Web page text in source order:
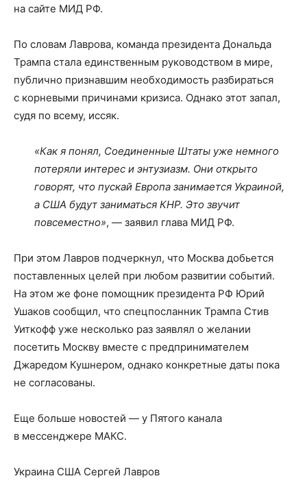
на сайте МИД РФ.
По словам Лаврова, команда президента Дональда
Трампа стала единственным руководством в мире,
публично признавшим необходимость разбираться
с корневыми причинами кризиса. Однако этот запал,
судя по всему, иссяк.
«Как я понял, Соединенные Штаты уже немного
потеряли интерес и энтузиазм. Они открыто
говорят, что пускай Европа занимается Украиной,
а США будут заниматься КНР. Это звучит
повсеместно», — заявил глава МИД РФ.
При этом Лавров подчеркнул, что Москва добьется
поставленных целей при любом развитии событий.
На этом же фоне помощник президента РФ Юрий
Ушаков сообщил, что спецпосланник Трампа Стив
Уиткофф уже несколько раз заявлял о желании
посетить Москву вместе с предпринимателем
Джаредом Кушнером, однако конкретные даты пока
не согласованы.
Еще больше новостей — у Пятого канала
в мессенджере МАКС.
Украина США Сергей Лавров